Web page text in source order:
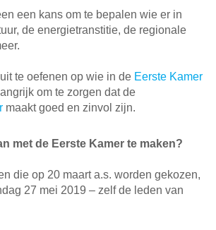
een kans om te bepalen wie er in
de energietranstitie, de regionale
te oefenen op wie in de Eerste Kamer
om te zorgen dat de
maakt goed en zinvol zijn.
met de Eerste Kamer te maken?
die op 20 maart a.s. worden gekozen,
27 mei 2019 – zelf de leden van